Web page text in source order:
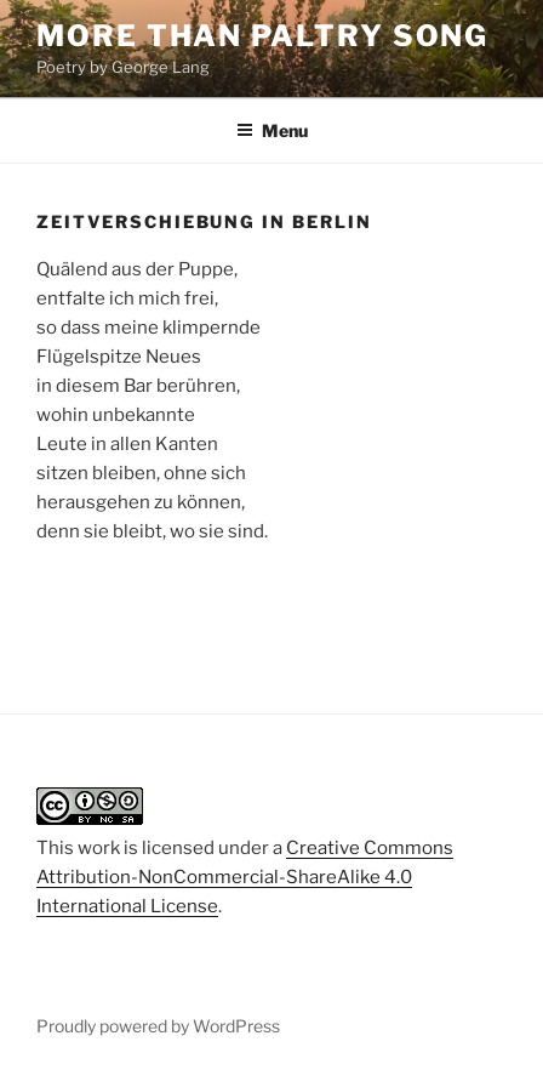
Skip
to
content
MORE THAN PALTRY SONG
Poetry by George Lang
Menu
ZEITVERSCHIEBUNG IN BERLIN
Quälend aus der Puppe,
entfalte ich mich frei,
so dass meine klimpernde
Flügelspitze Neues
in diesem Bar berühren,
wohin unbekannte
Leute in allen Kanten
sitzen bleiben, ohne sich
herausgehen zu können,
denn sie bleibt, wo sie sind.
This work is licensed under a Creative Commons
Attribution-NonCommercial-ShareAlike 4.0
International License.
Proudly powered by WordPress